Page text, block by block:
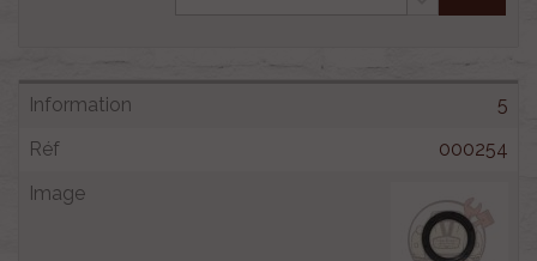
5
000254